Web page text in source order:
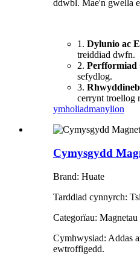
ddwbl. Mae'n gwella
1. Dylunio ac
treiddiad dwfn.
2. Perfformiad
sefydlog.
3.
cerrynt troellog
ymholiadmanylion
Cymysgydd
Brand: Huate
Tarddiad cynnyrch:
Categorïau: Magnetau
Cymhwysiad: Addas
ewtroffigedd.